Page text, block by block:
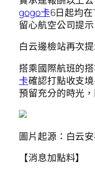
gogo卡6日起均
留心航空公司提示
白云邊檢站再次提
搭乘國際航班的
卡確認打點收支
預留充分的時光
圖片起源：白云
【消息加點料】